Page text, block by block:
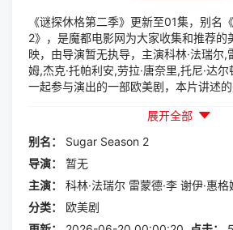
《谜探休格第二季》更新至01集，别名
2》，是魔都电影网为大家收集和推荐
映，由导演暂无执导，主演科林·法瑞尔,
姆,杰克·托帕利安,劳拉·唐奈里,托尼·达
一起参与演出的一部欧美剧，本片讲述
大的题材之一——私家侦探故事。第二季
家侦探兼电影鉴赏家约翰·休格的回归，
程。休格一边继续寻找失...
展开全部
别名：
Sugar Season 2
导演：
暂无
主演：
科林·法瑞尔 雷蒙德·李 谢伊·惠格
分类：
欧美剧